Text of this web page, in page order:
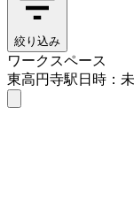
絞り込み
ワークスペース
東高円寺駅日時：